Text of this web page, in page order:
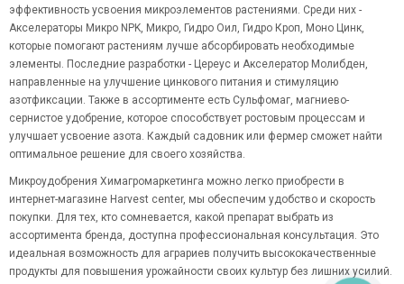
эффективность усвоения микроэлементов растениями. Среди них -
Акселераторы Микро NPK, Микро, Гидро Оил, Гидро Кроп, Моно Цинк,
которые помогают растениям лучше абсорбировать необходимые
элементы. Последние разработки - Цереус и Акселератор Молибден,
направленные на улучшение цинкового питания и стимуляцию
азотфиксации. Также в ассортименте есть Сульфомаг, магниево-
сернистое удобрение, которое способствует ростовым процессам и
улучшает усвоение азота. Каждый садовник или фермер сможет найти
оптимальное решение для своего хозяйства.
Микроудобрения Химагромаркетинга можно легко приобрести в
интернет-магазине Harvest center, мы обеспечим удобство и скорость
покупки. Для тех, кто сомневается, какой препарат выбрать из
ассортимента бренда, доступна профессиональная консультация. Это
идеальная возможность для аграриев получить высококачественные
продукты для повышения урожайности своих культур без лишних усилий.